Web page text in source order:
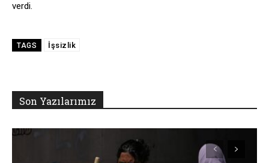
verdi.
TAGS İşsizlik
Son Yazılarımız